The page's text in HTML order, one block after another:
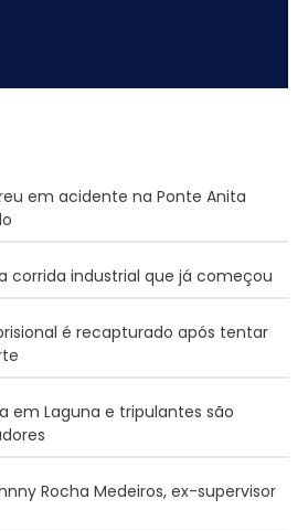
em acidente na Ponte Anita
corrida industrial que já começou
é recapturado após tentar
em Laguna e tripulantes são
Rocha Medeiros, ex-supervisor